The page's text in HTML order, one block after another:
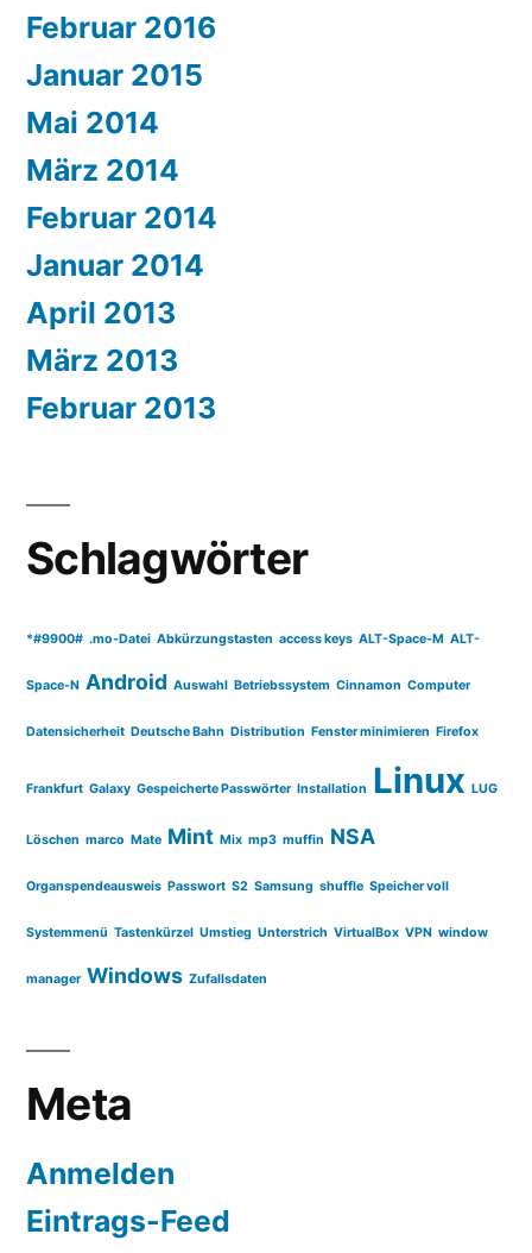
Februar 2016
Januar 2015
Mai 2014
März 2014
Februar 2014
Januar 2014
April 2013
März 2013
Februar 2013
Schlagwörter
*#9900# .mo-Datei Abkürzungstasten access keys ALT-Space-M ALT-
Space-N Android Auswahl Betriebssystem Cinnamon Computer
Datensicherheit Deutsche Bahn Distribution Fenster minimieren Firefox
Frankfurt Galaxy Gespeicherte Passwörter Installation Linux LUG
Löschen marco Mate Mint Mix mp3 muffin NSA
Organspendeausweis Passwort S2 Samsung shuffle Speicher voll
Systemmenü Tastenkürzel Umstieg Unterstrich VirtualBox VPN window
manager Windows Zufallsdaten
Meta
Anmelden
Eintrags-Feed